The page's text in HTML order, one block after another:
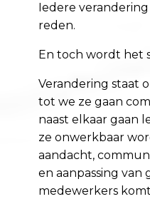
Iedere
reden.
En toch wordt het
Verandering staat
tot we ze gaan
naast elkaar gaan
ze onwerkbaar
aandacht,
en aanpassing van
medewerkers